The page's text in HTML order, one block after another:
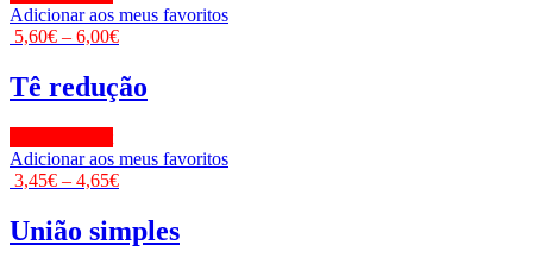
Adicionar aos meus favoritos
5,60€ – 6,00€
Tê redução
Adicionar aos meus favoritos
3,45€ – 4,65€
União simples